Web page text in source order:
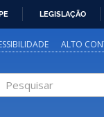
LEGISLAÇÃO
ALTO